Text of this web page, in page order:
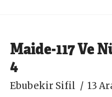
Maide-117 Ve
4
Ebubekir Sifil
13